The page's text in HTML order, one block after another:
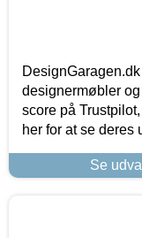
designermøbler
score på
her for at se deres
Se